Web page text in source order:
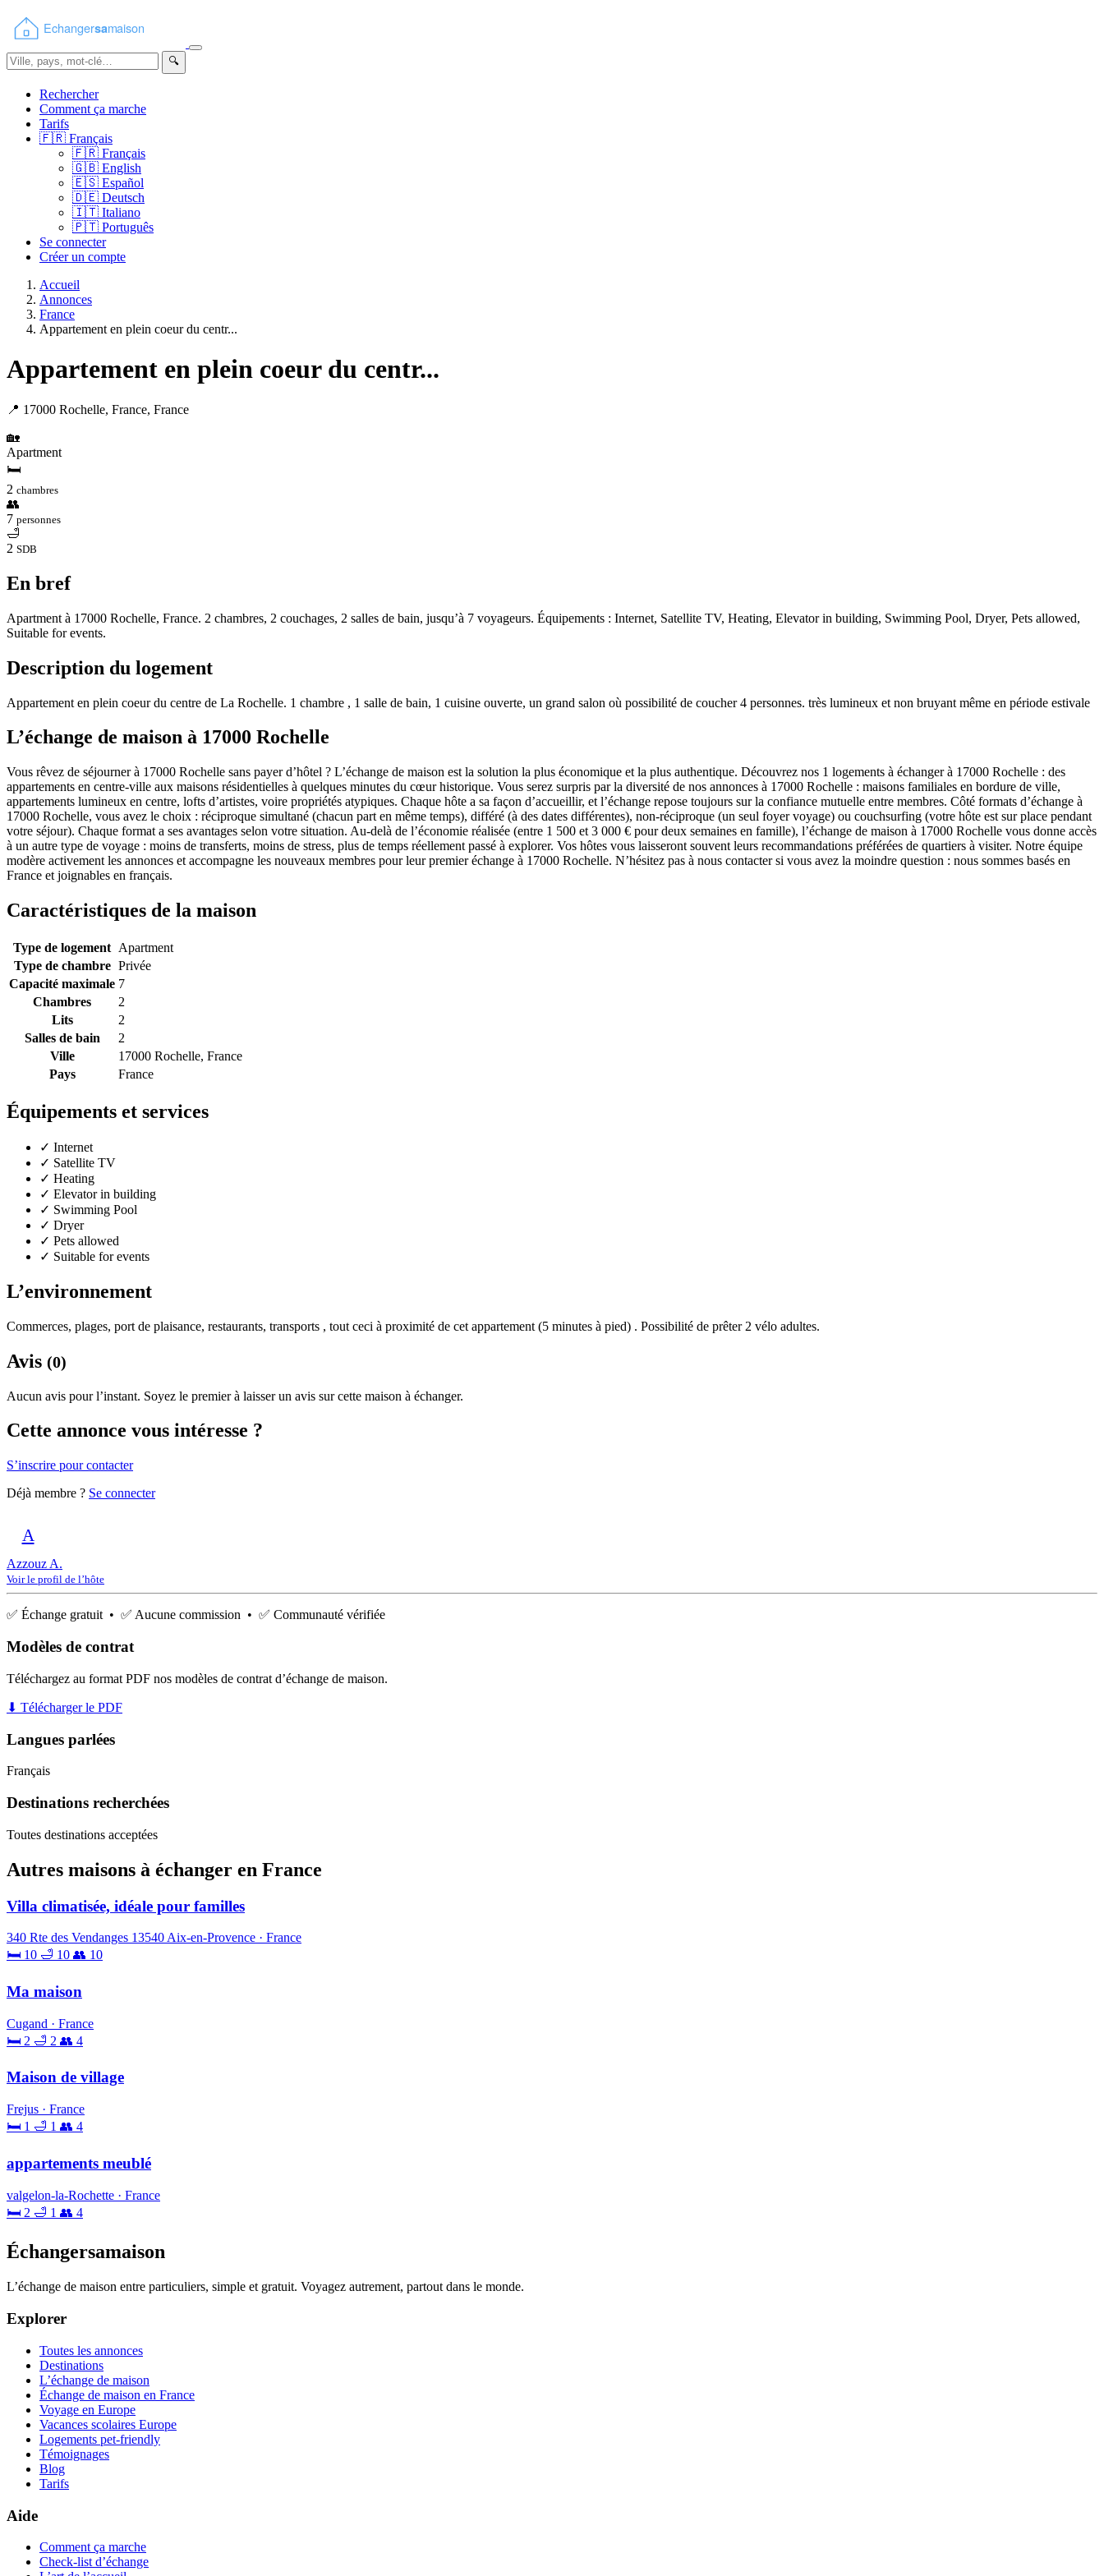
🔍
Rechercher
Comment ça marche
Tarifs
🇫🇷 Français
🇫🇷 Français
🇬🇧 English
🇪🇸 Español
🇩🇪 Deutsch
🇮🇹 Italiano
🇵🇹 Português
Se connecter
Créer un compte
Accueil
Annonces
France
Appartement en plein coeur du centr...
Appartement en plein coeur du centr...
📍 17000 Rochelle, France, France
🏡
Apartment
🛏
2 chambres
👥
7 personnes
🛁
2 SDB
En bref
Apartment à 17000 Rochelle, France. 2 chambres, 2 couchages, 2 salles de bain, jusqu’à 7 voyageurs. Équipements : Internet, Satellite TV, Heating, Elevator in building, Swimming Pool, Dryer, Pets allowed,
Suitable for events.
Description du logement
Appartement en plein coeur du centre de La Rochelle. 1 chambre , 1 salle de bain, 1 cuisine ouverte, un grand salon où possibilité de coucher 4 personnes. très lumineux et non bruyant même en période estivale
L’échange de maison à 17000 Rochelle
Vous rêvez de séjourner à 17000 Rochelle sans payer d’hôtel ? L’échange de maison est la solution la plus économique et la plus authentique. Découvrez nos 1 logements à échanger à 17000 Rochelle : des
appartements en centre-ville aux maisons résidentielles à quelques minutes du cœur historique. Vous serez surpris par la diversité de nos annonces à 17000 Rochelle : maisons familiales en bordure de ville,
appartements lumineux en centre, lofts d’artistes, voire propriétés atypiques. Chaque hôte a sa façon d’accueillir, et l’échange repose toujours sur la confiance mutuelle entre membres. Côté formats d’échange à
17000 Rochelle, vous avez le choix : réciproque simultané (chacun part en même temps), différé (à des dates différentes), non-réciproque (un seul foyer voyage) ou couchsurfing (votre hôte est sur place pendant
votre séjour). Chaque format a ses avantages selon votre situation. Au-delà de l’économie réalisée (entre 1 500 et 3 000 € pour deux semaines en famille), l’échange de maison à 17000 Rochelle vous donne accès
à un autre type de voyage : moins de transferts, moins de stress, plus de temps réellement passé à explorer. Vos hôtes vous laisseront souvent leurs recommandations préférées de quartiers à visiter. Notre équipe
modère activement les annonces et accompagne les nouveaux membres pour leur premier échange à 17000 Rochelle. N’hésitez pas à nous contacter si vous avez la moindre question : nous sommes basés en
France et joignables en français.
Caractéristiques de la maison
Type de logement Apartment
Type de chambre Privée
Capacité maximale 7
Chambres
2
Lits
2
Salles de bain
2
Ville
17000 Rochelle, France
Pays
France
Équipements et services
✓ Internet
✓ Satellite TV
✓ Heating
✓ Elevator in building
✓ Swimming Pool
✓ Dryer
✓ Pets allowed
✓ Suitable for events
L’environnement
Commerces, plages, port de plaisance, restaurants, transports , tout ceci à proximité de cet appartement (5 minutes à pied) . Possibilité de prêter 2 vélo adultes.
Avis (0)
Aucun avis pour l’instant. Soyez le premier à laisser un avis sur cette maison à échanger.
Cette annonce vous intéresse ?
S’inscrire pour contacter
Déjà membre ? Se connecter
A
Azzouz A.
Voir le profil de l’hôte
✅ Échange gratuit • ✅ Aucune commission • ✅ Communauté vérifiée
Modèles de contrat
Téléchargez au format PDF nos modèles de contrat d’échange de maison.
⬇ Télécharger le PDF
Langues parlées
Français
Destinations recherchées
Toutes destinations acceptées
Autres maisons à échanger en France
Villa climatisée, idéale pour familles
340 Rte des Vendanges 13540 Aix-en-Provence · France
🛏 10 🛁 10 👥 10
Ma maison
Cugand · France
🛏 2 🛁 2 👥 4
Maison de village
Frejus · France
🛏 1 🛁 1 👥 4
appartements meublé
valgelon-la-Rochette · France
🛏 2 🛁 1 👥 4
Échangersamaison
L’échange de maison entre particuliers, simple et gratuit. Voyagez autrement, partout dans le monde.
Explorer
Toutes les annonces
Destinations
L’échange de maison
Échange de maison en France
Voyage en Europe
Vacances scolaires Europe
Logements pet-friendly
Témoignages
Blog
Tarifs
Aide
Comment ça marche
Check-list d’échange